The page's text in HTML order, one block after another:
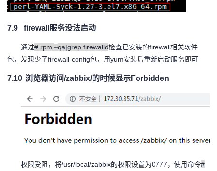
7.9 firewall 服务没法启动
通过# rpm –qa|grep firewalld检查已安装的firewall相关软件
包，发现少了firewall-config包，用yum安装后重新启动服务即可
7.10 浏览器访问/zabbix/的时候显示Forbidden
权限受阻，将/usr/local/zabbix的权限设置为0777 ，使用命令#